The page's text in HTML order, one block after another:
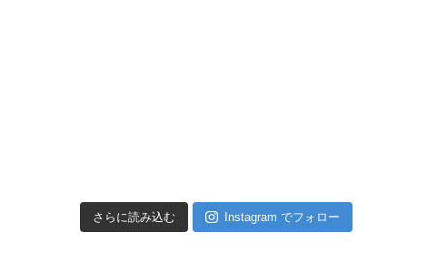
さらに読み込む Instagram でフォロー